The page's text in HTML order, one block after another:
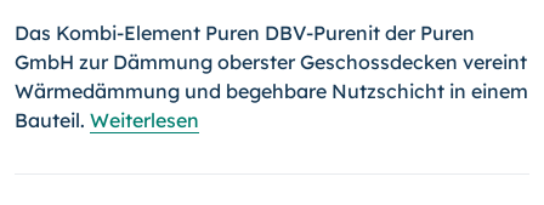
Das Kombi-Element Puren DBV-Purenit der Puren
GmbH zur Dämmung oberster Geschossdecken vereint
Wärmedämmung und begehbare Nutzschicht in einem
Bauteil. Weiterlesen